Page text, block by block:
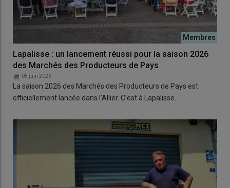
Lapalisse : un lancement réussi pour la saison 2026
des Marchés des Producteurs de Pays
05 juin 2026
La saison 2026 des Marchés des Producteurs de Pays est
officiellement lancée dans l’Allier. C’est à Lapalisse…